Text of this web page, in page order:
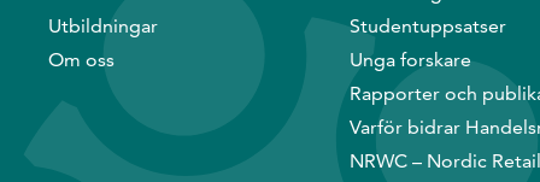
Om oss
Handelsfakta.se
Utbildningar
Om oss
Studentuppsatser
Unga forskare
Rapporter och
Varför bidrar
NRWC – Nordic